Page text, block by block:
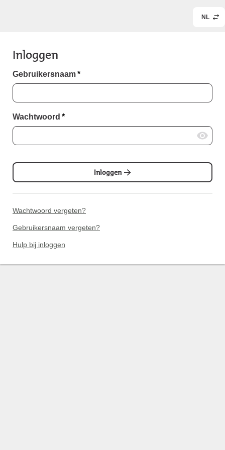
NL
Inloggen
Gebruikersnaam*
Wachtwoord *
Inloggen
Wachtwoord vergeten?
Gebruikersnaam vergeten?
Hulp bij inloggen